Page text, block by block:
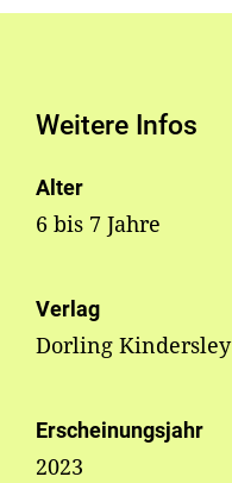
Weitere Infos
Alter
6 bis 7 Jahre
Verlag
Dorling Kindersley
Erscheinungsjahr
2023